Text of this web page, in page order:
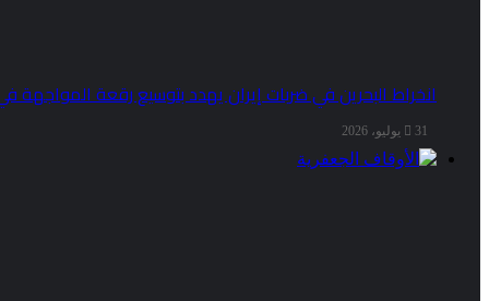
انخراط البحرين في ضربات إيران يهدد بتوسيع رقعة المواجهة
31 يوليو، 2026